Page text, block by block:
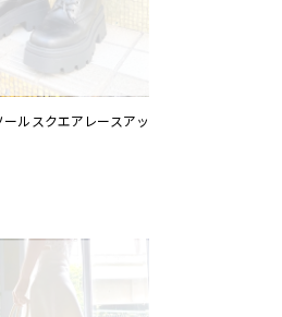
ールスクエアレースアッ